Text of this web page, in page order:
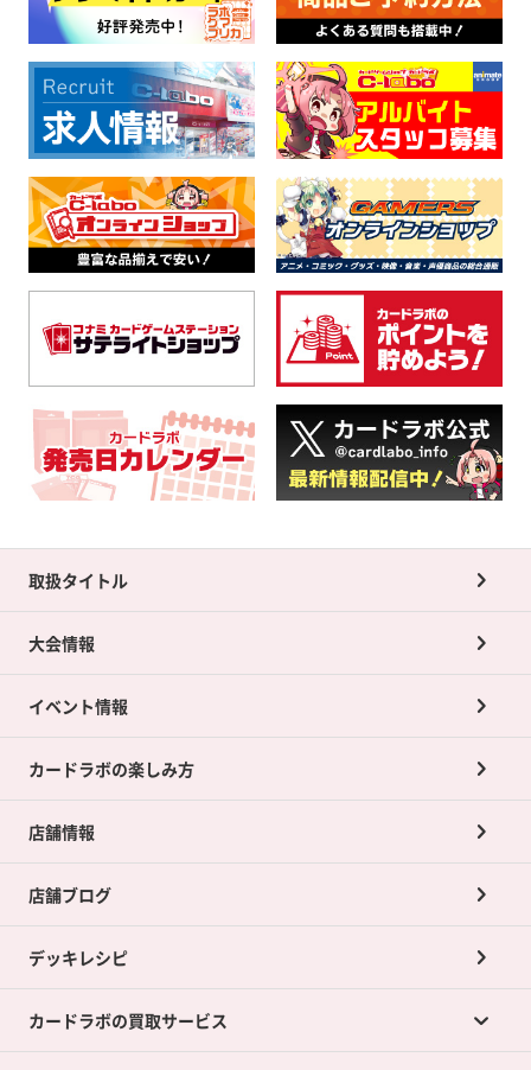
取扱タイトル
大会情報
イベント情報
カードラボの楽しみ方
店舗情報
店舗ブログ
デッキレシピ
カードラボの買取サービス